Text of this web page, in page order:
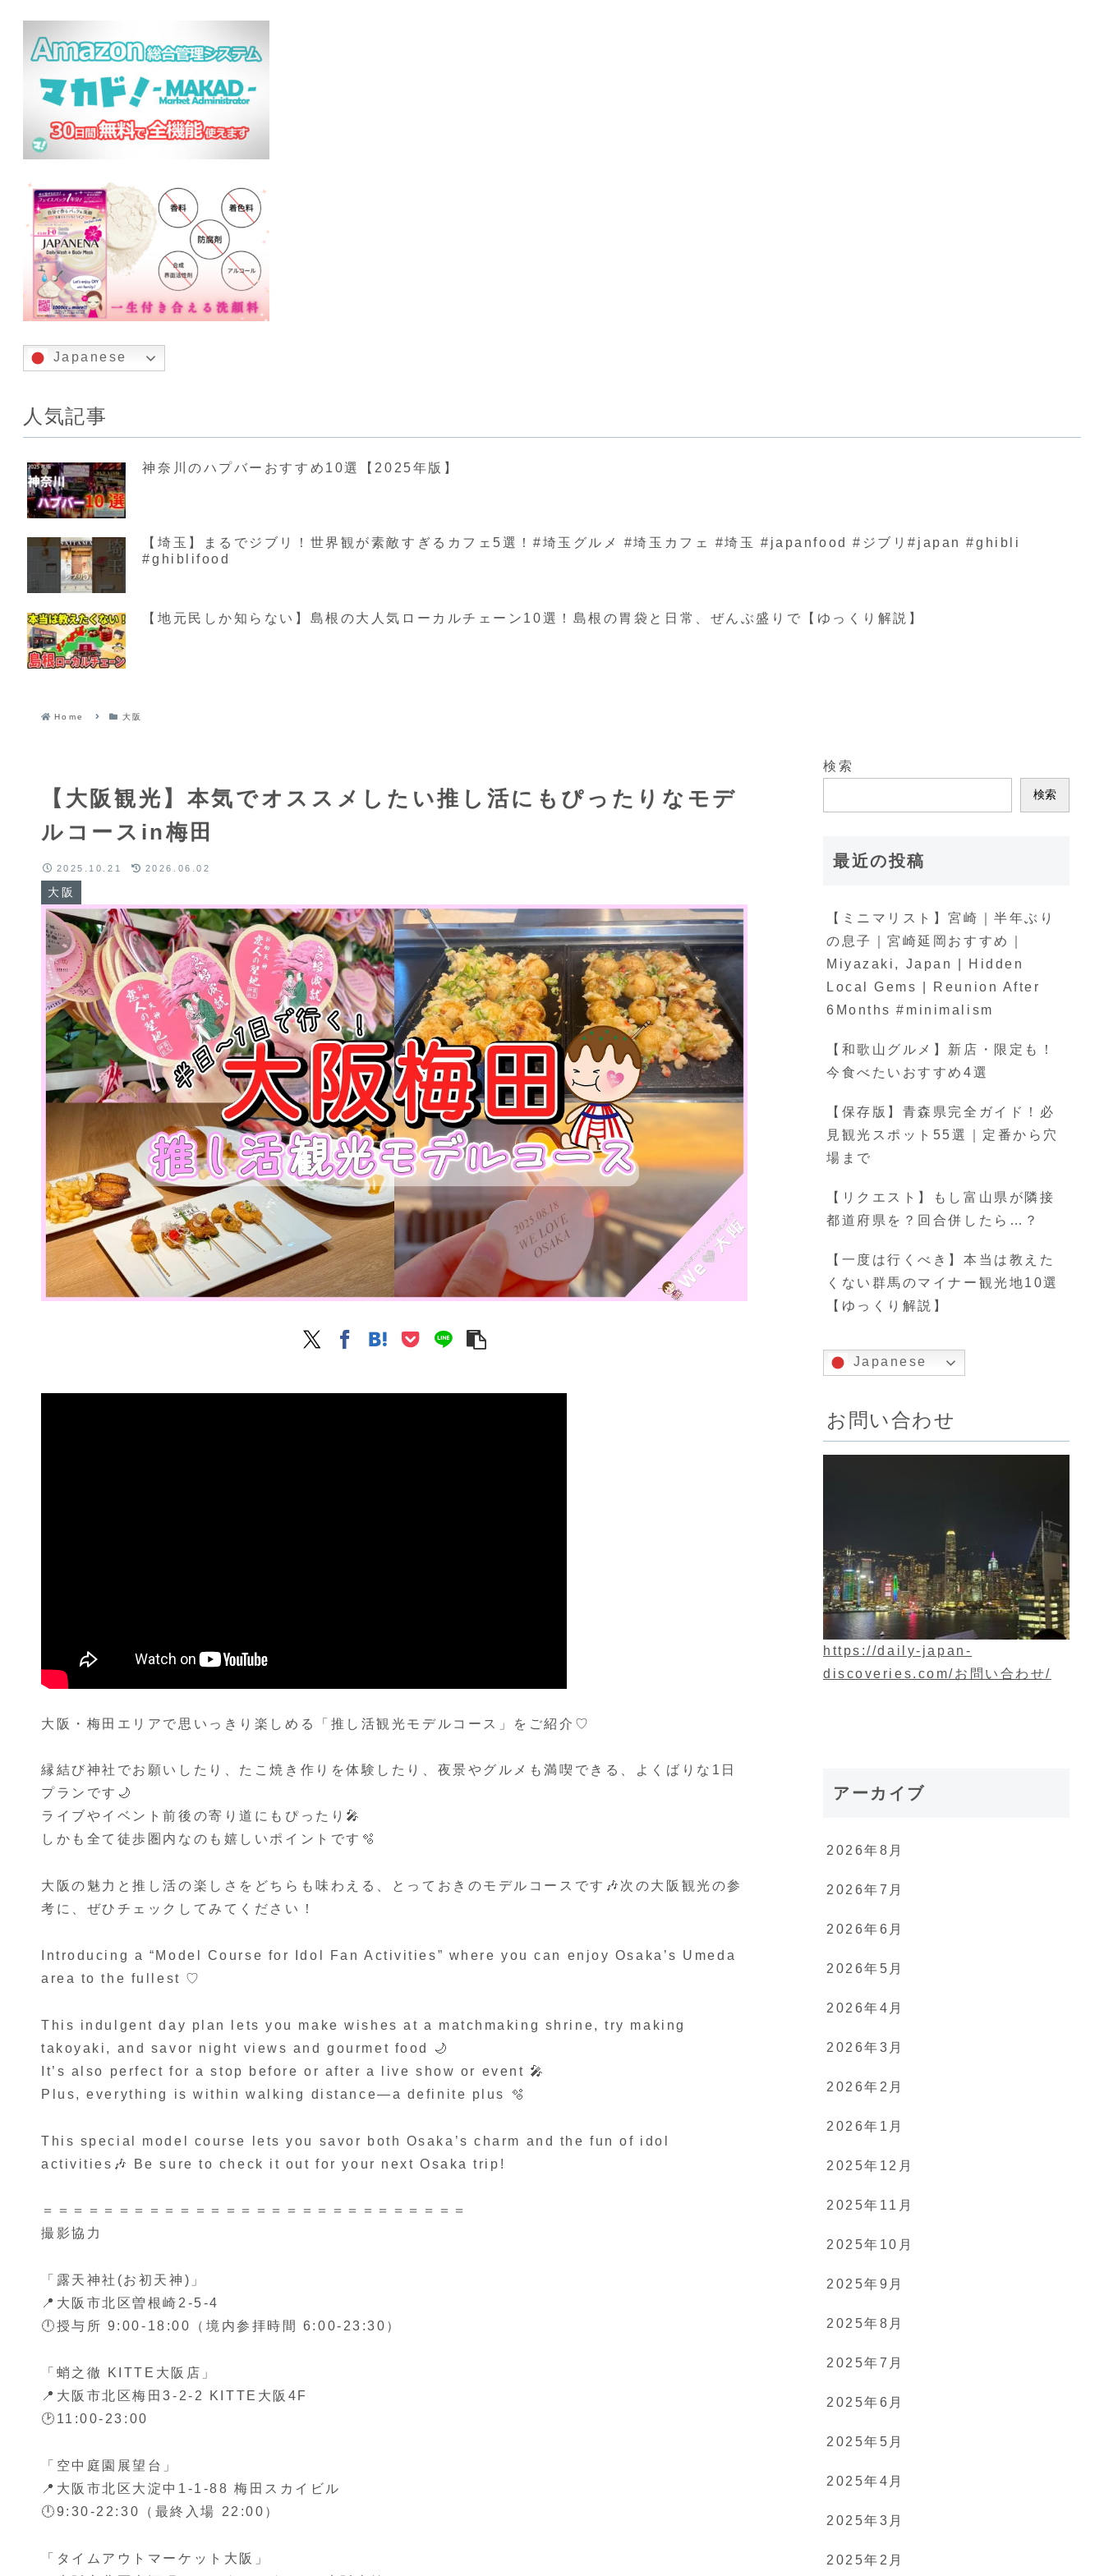
Japanese
人気記事
神奈川のハプバーおすすめ10選【2025年版】
【埼玉】まるでジブリ！世界観が素敵すぎるカフェ5選！#埼玉グルメ #埼玉カフェ #埼玉 #japanfood #ジブリ#japan #ghibli
#ghiblifood
【地元民しか知らない】島根の大人気ローカルチェーン10選！島根の胃袋と日常、ぜんぶ盛りで【ゆっくり解説】
Home 大阪
【大阪観光】本気でオススメしたい推し活にもぴったりなモデ
ルコースin梅田
大阪
2025.10.21 2026.06.02
大阪・梅田エリアで思いっきり楽しめる「推し活観光モデルコース」をご紹介♡
縁結び神社でお願いしたり、たこ焼き作りを体験したり、夜景やグルメも満喫できる、よくばりな1日
プランです🌙
ライブやイベント前後の寄り道にもぴったり🎤
しかも全て徒歩圏内なのも嬉しいポイントです🫧
大阪の魅力と推し活の楽しさをどちらも味わえる、とっておきのモデルコースです🎶次の大阪観光の参
考に、ぜひチェックしてみてください！
Introducing a “Model Course for Idol Fan Activities” where you can enjoy Osaka’s Umeda
area to the fullest ♡
This indulgent day plan lets you make wishes at a matchmaking shrine, try making
takoyaki, and savor night views and gourmet food 🌙
It’s also perfect for a stop before or after a live show or event 🎤
Plus, everything is within walking distance—a definite plus 🫧
This special model course lets you savor both Osaka’s charm and the fun of idol
activities🎶 Be sure to check it out for your next Osaka trip!
＝＝＝＝＝＝＝＝＝＝＝＝＝＝＝＝＝＝＝＝＝＝＝＝＝＝＝＝
撮影協力
「露天神社(お初天神)」
📍大阪市北区曽根崎2-5-4
🕛授与所 9:00-18:00（境内参拝時間 6:00-23:30）
「蛸之徹 KITTE大阪店」
📍大阪市北区梅田3-2-2 KITTE大阪4F
🕑11:00-23:00
「空中庭園展望台」
📍大阪市北区大淀中1-1-88 梅田スカイビル
🕛9:30-22:30（最終入場 22:00）
「タイムアウトマーケット大阪」
検索
検索
最近の投稿
【ミニマリスト】宮崎｜半年ぶり
の息子｜宮崎延岡おすすめ｜
Miyazaki, Japan | Hidden
Local Gems | Reunion After
6Months #minimalism
【和歌山グルメ】新店・限定も！
今食べたいおすすめ4選
【保存版】青森県完全ガイド！必
見観光スポット55選｜定番から穴
場まで
【リクエスト】もし富山県が隣接
都道府県を？回合併したら…？
【一度は行くべき】本当は教えた
くない群馬のマイナー観光地10選
【ゆっくり解説】
Japanese
お問い合わせ
https://daily-japan-
discoveries.com/お問い合わせ/
アーカイブ
2026年8月
2026年7月
2026年6月
2026年5月
2026年4月
2026年3月
2026年2月
2026年1月
2025年12月
2025年11月
2025年10月
2025年9月
2025年8月
2025年7月
2025年6月
2025年5月
2025年4月
2025年3月
2025年2月